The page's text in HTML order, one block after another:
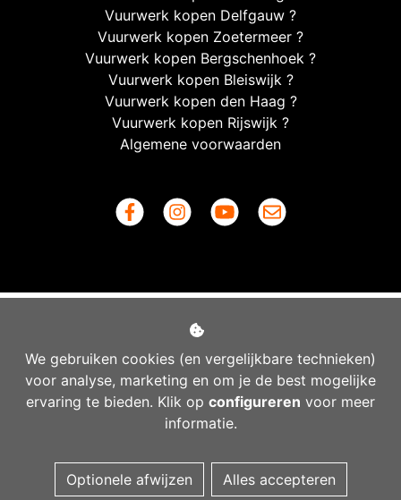
We gebruiken cookies (en vergelijkbare technieken)
voor analyse, marketing en om je de best mogelijke
ervaring te bieden. Klik op configureren voor meer
informatie.
Optionele afwijzen Alles accepteren
Vuurwerk kopen Delfgauw ?
Vuurwerk kopen Zoetermeer ?
Vuurwerk kopen Bergschenhoek ?
Vuurwerk kopen Bleiswijk ?
Vuurwerk kopen den Haag ?
Vuurwerk kopen Rijswijk ?
Algemene voorwaarden
Managed hosting